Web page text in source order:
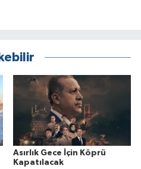
Asırlık Gece İçin Köprü
Kapatılacak